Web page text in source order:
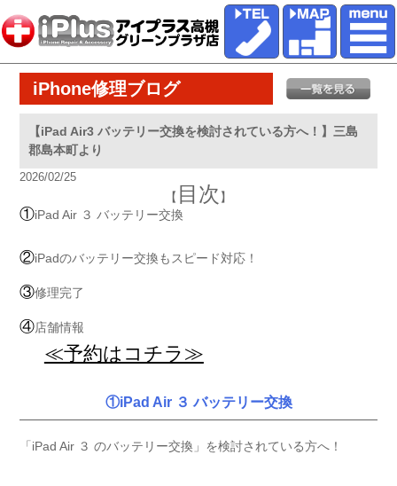
iPhone修理ブログ
【iPad Air3 バッテリー交換を検討されている方へ！】三島
郡島本町より
2026/02/25
【 目次 】
①iPad Air ３ バッテリー交換
②iPadのバッテリー交換もスピード対応！
③修理完了
④店舗情報
≪予約はコチラ≫
①iPad Air ３ バッテリー交換
「iPad Air ３ のバッテリー交換」を検討されている方へ！